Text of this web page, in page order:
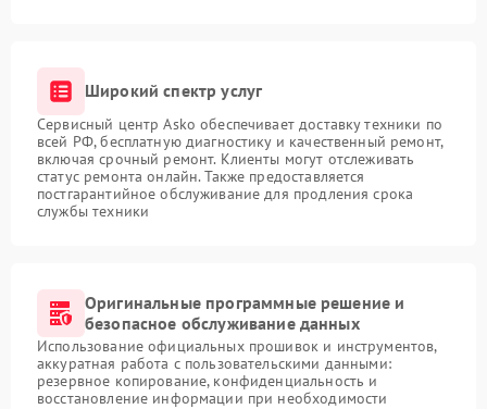
Широкий спектр услуг
Сервисный центр Asko обеспечивает доставку техники по
всей РФ, бесплатную диагностику и качественный ремонт,
включая срочный ремонт. Клиенты могут отслеживать
статус ремонта онлайн. Также предоставляется
постгарантийное обслуживание для продления срока
службы техники
Оригинальные программные решение и
безопасное обслуживание данных
Использование официальных прошивок и инструментов,
аккуратная работа с пользовательскими данными:
резервное копирование, конфиденциальность и
восстановление информации при необходимости